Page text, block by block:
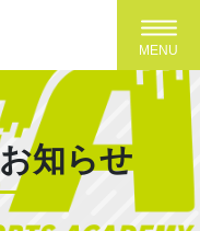
MENU
お知らせ